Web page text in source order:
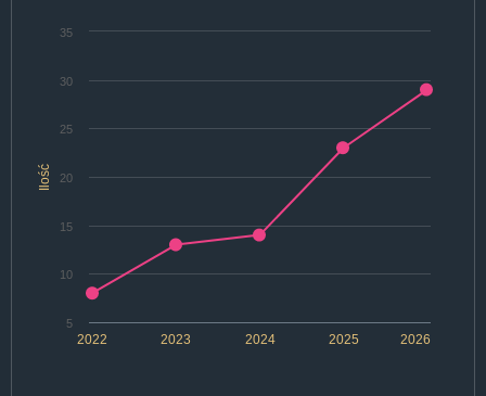
Ilość
2022 2024 2026
2023 2025
5
10
15
20
25
30
35